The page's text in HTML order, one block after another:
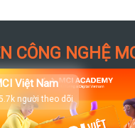
CÔNG NGHỆ
Việt Nam
người theo dõi